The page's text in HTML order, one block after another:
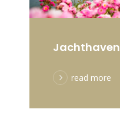
Jachthaven
read more